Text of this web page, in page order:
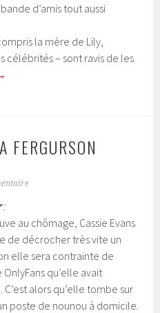
d’amis tout aussi
la mère de Lily,
célébrités – sont ravis de les
FERGURSON
:
au chômage, Cassie Evans
de décrocher très vite un
elle sera contrainte de
qu’elle avait
alors qu’elle tombe sur
poste de nounou à domicile.